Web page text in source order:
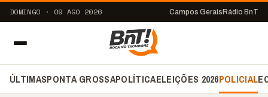
DOMINGO · 09 AGO 2026 Campos Gerais Rádio BnT
ÚLTIMASPONTA GROSSAPOLÍTICAELEIÇÕES 2026POLICIAL